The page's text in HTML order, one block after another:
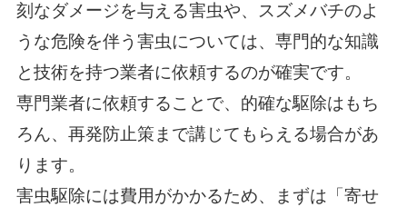
刻なダメージを与える害虫や、スズメバチのよ
うな危険を伴う害虫については、専門的な知識
と技術を持つ業者に依頼するのが確実です。
専門業者に依頼することで、的確な駆除はもち
ろん、再発防止策まで講じてもらえる場合があ
ります。
害虫駆除には費用がかかるため、まずは「寄せ